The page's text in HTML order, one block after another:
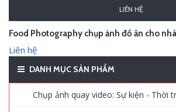
LIÊN HỆ
Food Photography chụp ảnh đồ ăn cho
Liên hệ
DANH MỤC SẢN PHẨM